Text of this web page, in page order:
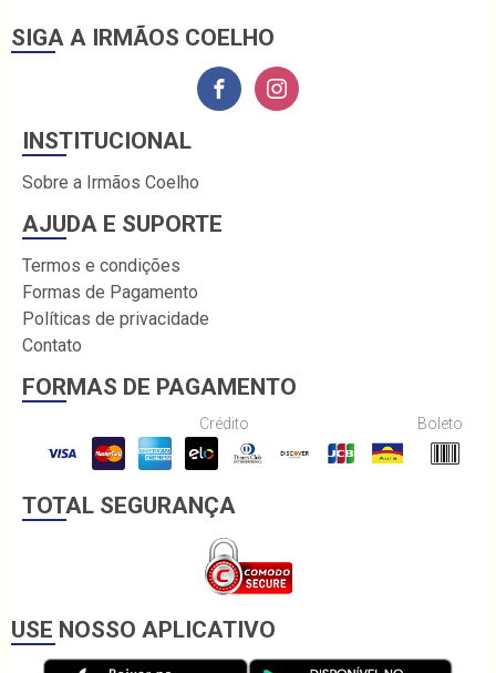
SIGA A IRMÃOS COELHO
INSTITUCIONAL
Sobre a Irmãos Coelho
AJUDA E SUPORTE
Termos e condições
Formas de Pagamento
Políticas de privacidade
Contato
FORMAS DE PAGAMENTO
Crédito Boleto
TOTAL SEGURANÇA
USE NOSSO APLICATIVO